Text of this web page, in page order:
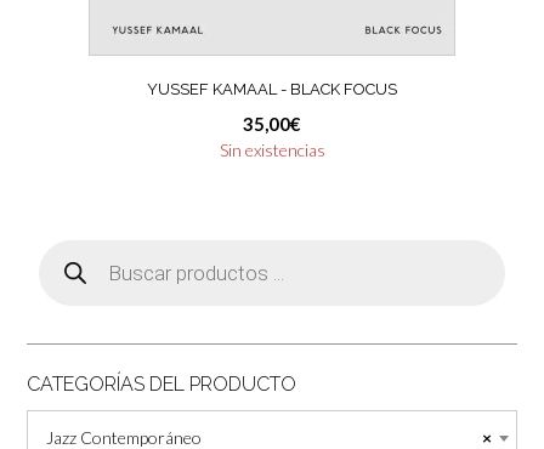
YUSSEF KAMAAL ‎- BLACK FOCUS
35,00€
Sin existencias
productos
CATEGORÍAS DEL PRODUCTO
×
Jazz Contemporáneo